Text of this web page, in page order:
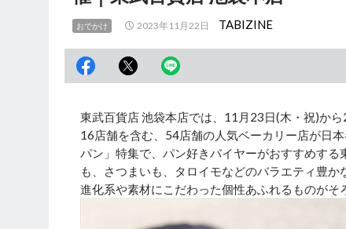
おでかけ 2023年11月22日 TABIZINE
東武百貨店 池袋本店では、11月23日(木・祝)か
16店舗を含む、54店舗の人気ベーカリー店が日
パン」特集で、パン好きバイヤーがおすすめす
も、さつまいも、タロイモなどのバラエティ豊
進化系や素材にこだわった個性あふれるものがそ